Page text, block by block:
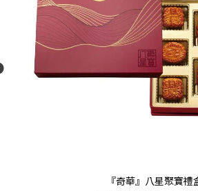
『奇華』八星聚寶禮